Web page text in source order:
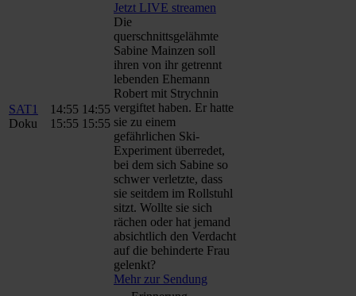
SAT1
Doku
14:55
15:55
14:55
15:55
Jetzt LIVE streamen
Die
querschnittsgelähmte
Sabine Mainzen soll
ihren von ihr getrennt
lebenden Ehemann
Robert mit Strychnin
vergiftet haben. Er hatte
sie zu einem
gefährlichen Ski-
Experiment überredet,
bei dem sich Sabine so
schwer verletzte, dass
sie seitdem im Rollstuhl
sitzt. Wollte sie sich
rächen oder hat jemand
absichtlich den Verdacht
auf die behinderte Frau
gelenkt?
Mehr zur Sendung